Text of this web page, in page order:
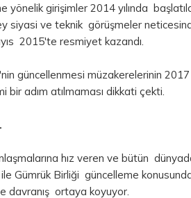
yönelik girişimler 2014 yılında
siyasi ve teknik görüşmeler
2015'te resmiyet kazandı.
güncellenmesi müzakerelerinin 2017
bir adım atılmaması dikkati çekti.
hız veren ve bütün
Gümrük Birliği güncelleme
davranış ortaya koyuyor.